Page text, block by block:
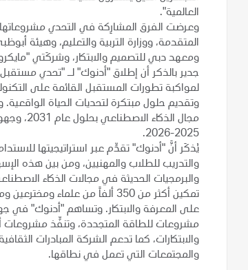
العالمية".
وعرضت الفرق المشارِكة في التحدي
المتقدمة، ووزارة التربية والتعليم، وهيئة
ومعهد دبي للتصميم والابتكار، وشركَتي
جدير بالذكر أن إطلاق "أدنوك" لـ "تحدي مستقبل
لمواكبة تطورات المستقبل القائمة على
وتقديم حلول مبتكرة لتحديات الحياة
مجال
2025-2026.
يُذكَر أنَّ "أدنوك" تقدِّم عبر استراتيجيتها
والتدريب للطلاب والمهنيين، ومن بين هذه
تمكين أكثر من 350 ألفاً من
على المعرفة والابتكار. وتساهم "أدنوك" في
مشروعات للطاقة المتجددة، وتنفِّذ مشروعات
والابتكارات، كما تدعم الشركة المبادرات
والمجتمعات التي تعمل في نطاقها.